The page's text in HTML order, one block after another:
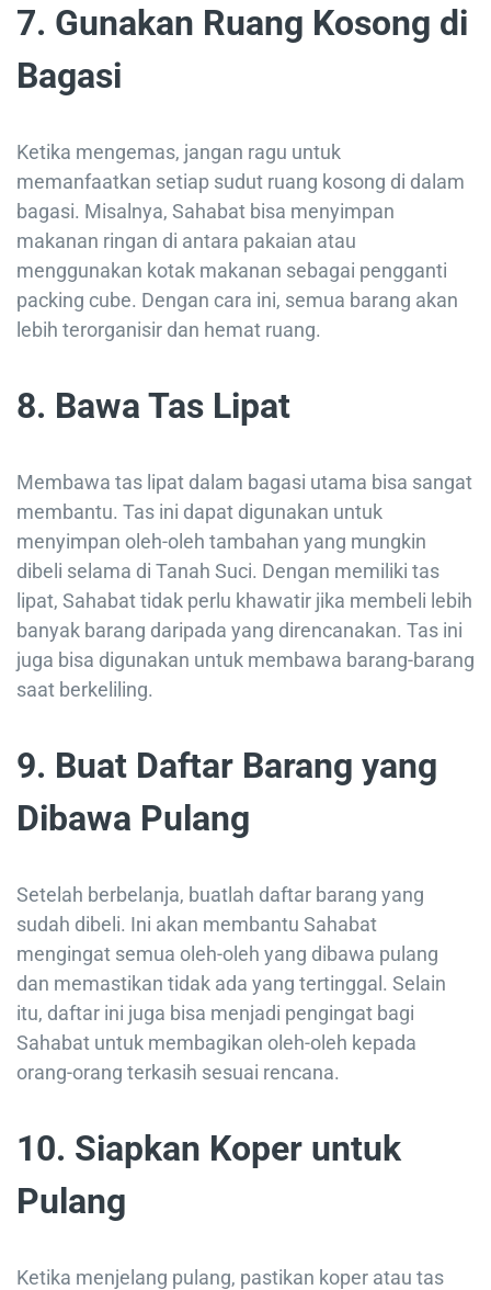
7. Gunakan Ruang Kosong di
Bagasi
Ketika mengemas, jangan ragu untuk
memanfaatkan setiap sudut ruang kosong di dalam
bagasi. Misalnya, Sahabat bisa menyimpan
makanan ringan di antara pakaian atau
menggunakan kotak makanan sebagai pengganti
packing cube. Dengan cara ini, semua barang akan
lebih terorganisir dan hemat ruang.
8. Bawa Tas Lipat
Membawa tas lipat dalam bagasi utama bisa sangat
membantu. Tas ini dapat digunakan untuk
menyimpan oleh-oleh tambahan yang mungkin
dibeli selama di Tanah Suci. Dengan memiliki tas
lipat, Sahabat tidak perlu khawatir jika membeli lebih
banyak barang daripada yang direncanakan. Tas ini
juga bisa digunakan untuk membawa barang-barang
saat berkeliling.
9. Buat Daftar Barang yang
Dibawa Pulang
Setelah berbelanja, buatlah daftar barang yang
sudah dibeli. Ini akan membantu Sahabat
mengingat semua oleh-oleh yang dibawa pulang
dan memastikan tidak ada yang tertinggal. Selain
itu, daftar ini juga bisa menjadi pengingat bagi
Sahabat untuk membagikan oleh-oleh kepada
orang-orang terkasih sesuai rencana.
10. Siapkan Koper untuk
Pulang
Ketika menjelang pulang, pastikan koper atau tas